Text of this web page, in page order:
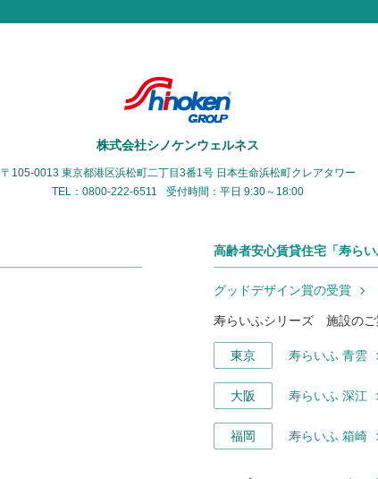
株式会社シノケンウェルネス
〒105-0013 東京都港区浜松町二丁目3番1号 日本生命浜松町クレアタワー
TEL：0800-222-6511
受付時間：平日 9:30～18:00
高齢者安心賃貸住宅「寿ら
グッドデザイン賞の受賞
寿らいふシリーズ 施設のご
東京 寿らいふ 青雲
大阪 寿らいふ 深江
福岡 寿らいふ 箱崎